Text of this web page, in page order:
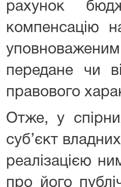
рахунок
компенсацію
передане чи
правового
Отже, у
суб’єкт
реалізацією
про його